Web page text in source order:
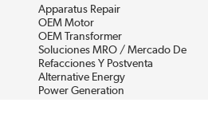
Apparatus Repair
OEM Motor
OEM Transformer
Soluciones MRO / Mercado De
Refacciones Y Postventa
Alternative Energy
Power Generation